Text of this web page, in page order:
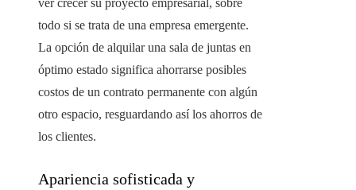
todo si se trata de una empresa emergente.
La opción de alquilar una sala de juntas en
óptimo estado significa ahorrarse posibles
costos de un contrato permanente con algún
otro espacio, resguardando así los ahorros de
los clientes.
Apariencia sofisticada y